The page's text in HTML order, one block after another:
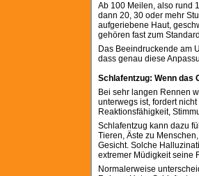
Ab 100 Meilen, also rund
dann 20, 30 oder mehr
aufgeriebene Haut,
gehören fast zum
Das Beeindruckende am
dass genau diese
Schlafentzug: Wenn das
Bei sehr langen Rennen
unterwegs ist, fordert
Reaktionsfähigkeit,
Schlafentzug kann dazu
Tieren, Äste zu
Gesicht. Solche
extremer Müdigkeit seine
Normalerweise